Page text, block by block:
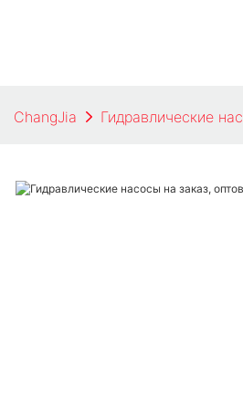
ChangJia Гидравлические